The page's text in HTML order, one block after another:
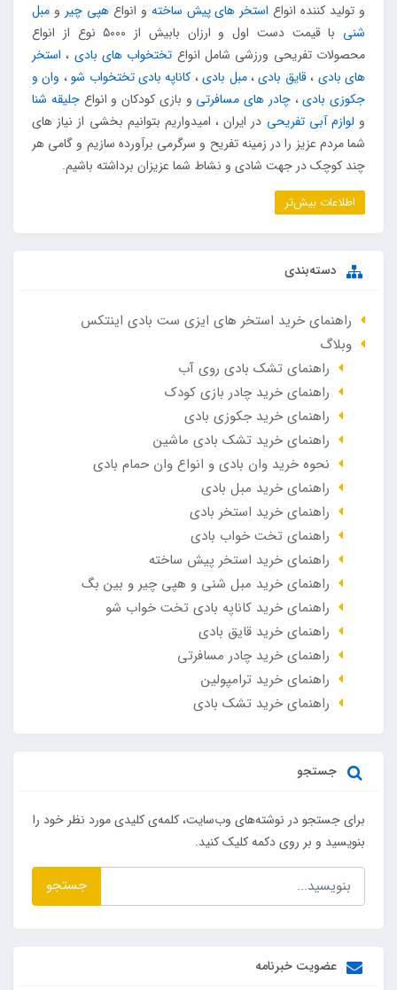
و تولید کننده انواع استخر های پیش ساخته و انواعهپی چیر و مبل
شنی
با قیمت دست اول و ارزان بابیش از ۵۰۰۰ نوع از انواع
محصولات تفریحی ورزشی شامل انواع تختخواب های بادی ، استخر
های بادی ،قایق بادی،مبل بادی، کاناپه بادی تختخواب شو، وان و
جکوزی بادی،چادر های مسافرتی و بازی کودکان و انواعجلیقه شنا
و لوازم آبی تفریحی در ایران ، امیدواریم بتوانیم بخشی از نیاز های
شما مردم عزیز را در زمینه تفریح و سرگرمی برآورده سازیم و گامی هر
چند کوچک در جهت شادی و نشاط شما عزیزان برداشته باشیم.
اطلاعات بیش‌تر
دسته‌بندی
راهنمای خرید استخر های ایزی ست بادی اینتکس
وبلاگ
راهنمای تشک بادی روی آب
راهنمای خرید چادر بازی کودک
راهنمای خرید جکوزی بادی
راهنمای خرید تشک بادی ماشین
نحوه خرید وان بادی و انواع وان حمام بادی
راهنمای خرید مبل بادی
راهنمای خرید استخر بادی
راهنمای تخت خواب بادی
راهنمای خرید استخر پیش ساخته
راهنمای خرید مبل شنی و هپی چیر و بین بگ
راهنمای خرید کاناپه بادی تخت خواب شو
راهنمای خرید قایق بادی
راهنمای خرید چادر مسافرتی
راهنمای خرید ترامپولین
راهنمای خرید تشک بادی
جستجو
برای جستجو در نوشته‌های وب‌سایت، کلمه‌ی کلیدی مورد نظر خود را
بنویسید و بر روی دکمه کلیک کنید.
جستجو
عضویت خبرنامه